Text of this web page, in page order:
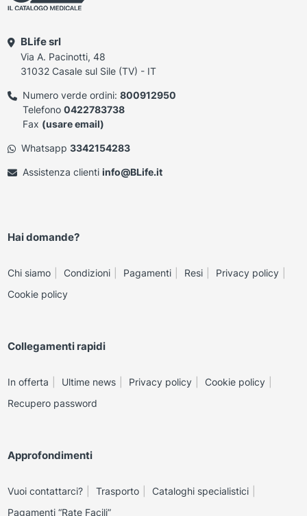
BLife srl
Via A. Pacinotti, 48
31032 Casale sul Sile (TV) - IT
Numero verde ordini: 800912950
Telefono 0422783738
Fax (usare email)
Whatsapp 3342154283
Assistenza clienti info@BLife.it
Hai domande?
Chi siamo Condizioni Pagamenti Resi
Privacy policy
Cookie policy
Collegamenti rapidi
In offerta Ultime news Privacy policy
Cookie policy
Recupero password
Approfondimenti
Vuoi contattarci? Trasporto
Cataloghi specialistici
Pagamenti “Rate Facili”